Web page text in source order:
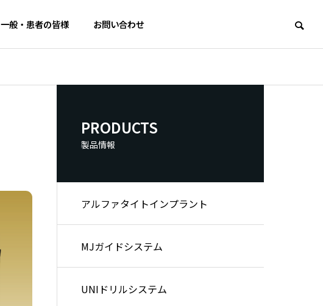
一般・患者の皆様 お問い合わせ
生産・品質管理
歯科用インプラントシステム
3
歯牙移植 アル
ケンテック技工部
PRODUCTS
製品情報
アルファタイトインプラント
MJガイドシステム
UNIドリルシステム